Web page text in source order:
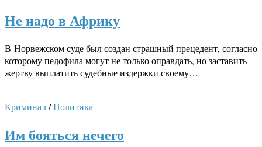
Не надо в Африку
В Норвежском суде был создан страшный прецедент, согласно
которому педофила могут не только оправдать, но заставить
жертву выплатить судебные издержки своему…
Криминал/Политика
Им бояться нечего